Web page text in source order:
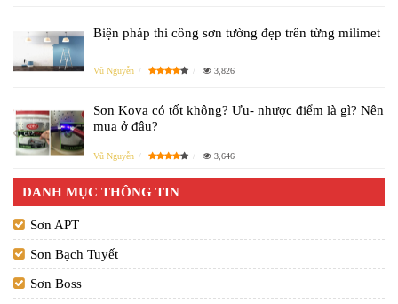
Biện pháp thi công sơn tường đẹp trên từng milimet
Vũ Nguyễn 3,826
Sơn Kova có tốt không? Ưu- nhược điểm là gì? Nên
mua ở đâu?
Vũ Nguyễn 3,646
DANH MỤC THÔNG TIN
Sơn APT
Sơn Bạch Tuyết
Sơn Boss